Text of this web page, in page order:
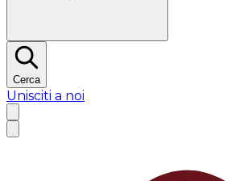
Cerca
Unisciti a noi